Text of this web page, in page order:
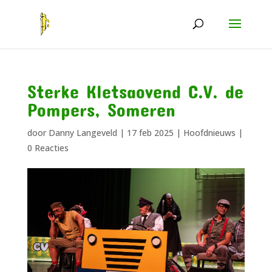
Sterke Kletsaovend C.V. de
Pompers, Someren
door Danny Langeveld | 17 feb 2025 | Hoofdnieuws |
0 Reacties